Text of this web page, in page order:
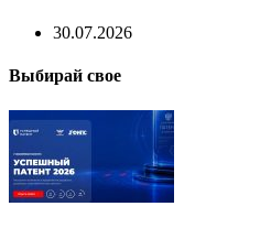
30.07.2026
Выбирай свое